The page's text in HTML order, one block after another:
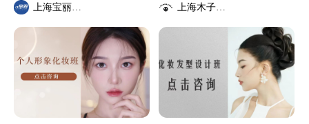
上海宝丽职
上海木子彩